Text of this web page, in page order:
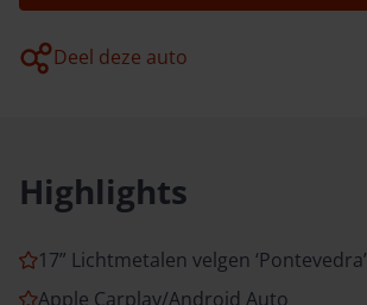
Deel deze auto
Highlights
17” Lichtmetalen velgen ‘Pontevedra’
Apple Carplay/Android Auto